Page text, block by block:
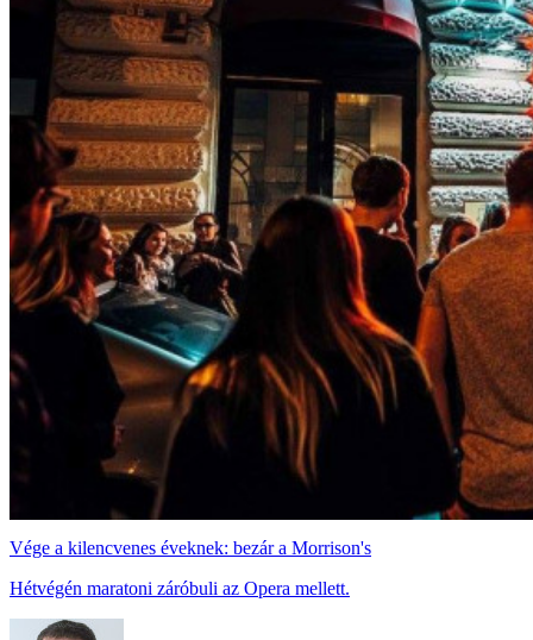
Vége a kilencvenes éveknek: bezár a Morrison's
Hétvégén maratoni záróbuli az Opera mellett.